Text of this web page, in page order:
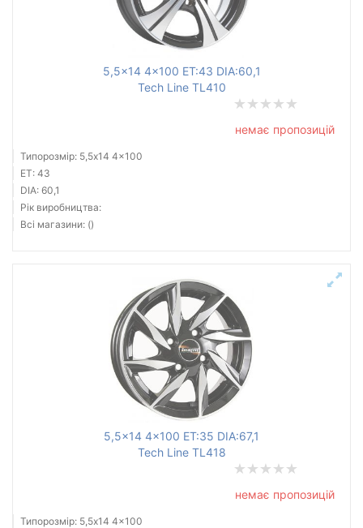
5,5x14 4x100 ET:43 DIA:60,1
Tech Line TL410
немає пропозицій
Типорозмір: 5,5x14 4x100
ET: 43
DIA: 60,1
Рік виробництва:
Всі магазини: ()
5,5x14 4x100 ET:35 DIA:67,1
Tech Line TL418
немає пропозицій
Типорозмір: 5,5x14 4x100